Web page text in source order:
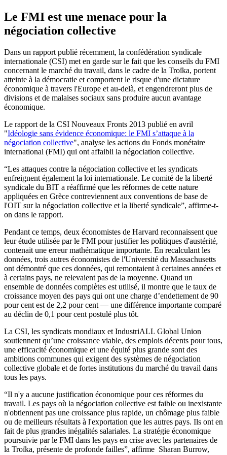
Le FMI est une menace pour la
négociation collective
Dans un rapport publié récemment, la confédération syndicale
internationale (CSI) met en garde sur le fait que les conseils du FMI
concernant le marché du travail, dans le cadre de la Troïka, portent
atteinte à la démocratie et comportent le risque d'une dictature
économique à travers l'Europe et au-delà, et engendreront plus de
divisions et de malaises sociaux sans produire aucun avantage
économique.
Le rapport de la CSI Nouveaux Fronts 2013 publié en avril
"Idéologie sans évidence économique: le FMI s’attaque à la
négociation collective", analyse les actions du Fonds monétaire
international (FMI) qui ont affaibli la négociation collective.
“Les attaques contre la négociation collective et les syndicats
enfreignent également la loi internationale. Le comité de la liberté
syndicale du BIT a réaffirmé que les réformes de cette nature
appliquées en Grèce contreviennent aux conventions de base de
l'OIT sur la négociation collective et la liberté syndicale”, affirme-t-
on dans le rapport.
Pendant ce temps, deux économistes de Harvard reconnaissent que
leur étude utilisée par le FMI pour justifier les politiques d'austérité,
contenait une erreur mathématique importante. En recalculant les
données, trois autres économistes de l'Université du Massachusetts
ont démontré que ces données, qui remontaient à certaines années et
à certains pays, ne relevaient pas de la moyenne. Quand un
ensemble de données complètes est utilisé, il montre que le taux de
croissance moyen des pays qui ont une charge d’endettement de 90
pour cent est de 2,2 pour cent — une différence importante comparé
au déclin de 0,1 pour cent postulé plus tôt.
La CSI, les syndicats mondiaux et IndustriALL Global Union
soutiennent qu’une croissance viable, des emplois décents pour tous,
une efficacité économique et une équité plus grande sont des
ambitions communes qui exigent des systèmes de négociation
collective globale et de fortes institutions du marché du travail dans
tous les pays.
“Il n'y a aucune justification économique pour ces réformes du
travail. Les pays où la négociation collective est faible ou inexistante
n'obtiennent pas une croissance plus rapide, un chômage plus faible
ou de meilleurs résultats à l'exportation que les autres pays. Ils ont en
fait de plus grandes inégalités salariales. La stratégie économique
poursuivie par le FMI dans les pays en crise avec les partenaires de
la Troïka, présente de profonde failles”, affirme Sharan Burrow,